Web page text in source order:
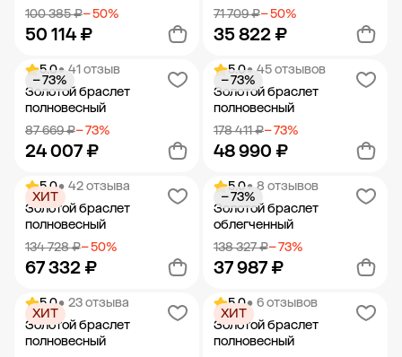
100 385 ₽− 50%
50 114 ₽
Добавить в корзину
71 709 ₽− 50%
35 822 ₽
Добавить в корзину
5.0• 41 отзыв
Золотой браслет
полновесный
87 669 ₽− 73%
24 007 ₽
− 73%
Добавить в корзину
5.0• 45 отзывов
Золотой браслет
полновесный
178 411 ₽− 73%
48 990 ₽
− 73%
Добавить в корзину
5.0• 42 отзыва
Золотой браслет
полновесный
134 728 ₽− 50%
67 332 ₽
ХИТ
Добавить в корзину
5.0• 8 отзывов
Золотой браслет
облегченный
138 327 ₽− 73%
37 987 ₽
− 73%
Добавить в корзину
5.0• 23 отзыва
Золотой браслет
полновесный
ХИТ
5.0• 6 отзывов
Золотой браслет
полновесный
ХИТ